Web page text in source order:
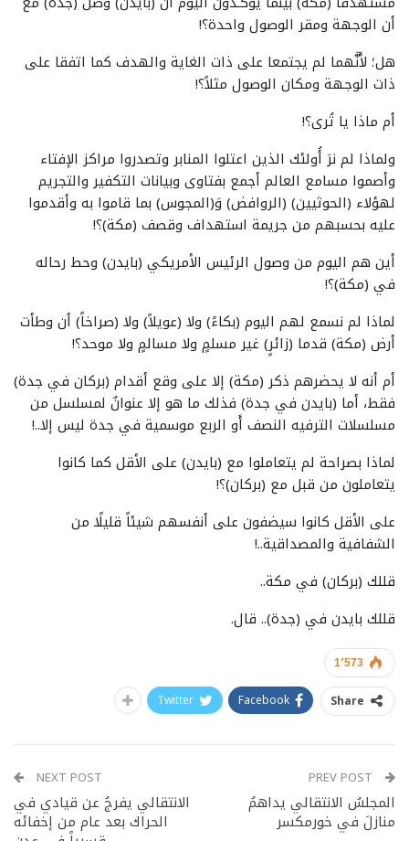
أن الوجهة ومقر الوصول واحدة؟!
هل؛ لأَنَّهما لم يجتمعا على ذات الغاية والهدف كما اتفقا على
ذات الوجهة ومكان الوصول مثلاً؟!
أم ماذا يا تُرى؟!
ولماذا لم نرَ أُولئك الذين اعتلوا المنابر وتصدروا مراكز الإفتاء
وأصموا مسامع العالم أجمع بفتاوى وبيانات التكفير والتجريم
لهؤلاء (الحوثيين) (الروافض) وَ(المجوس) بما قاموا به وأقدموا
عليه بحسبهم من جريمة استهداف وقصف (مكة)؟!
أين هم اليوم من وصول الرئيس الأمريكي (بايدن) وحط رحاله
في (مكة)؟!
لماذا لم نسمع لهم اليوم (بكاءً) ولا (عويلاً) ولا (صراخاً) أن وطأت
أرض (مكة) قدما (زائرٍ) غير مسلمٍ ولا مسالمٍ ولا موحد؟!
أم أنه لا يحضرهم ذكر (مكة) إلا على وقع أقدام (بركان في جدة)
فقط، أما (بايدن في جدة) فذلك ما هو إلا عنوانٌ لمسلسل من
مسلسلات الترفيه النصف أَو الربع موسمية في جدة ليس إلا..!
لماذا بصراحة لم يتعاملوا مع (بايدن) على الأقل كما كانوا
يتعاملون من قبل مع (بركان)؟!
على الأقل كانوا سيضفون على أنفسهم شيئاً قليلًا من
الشفافية والمصداقية..!
قللك (بركان) في مكة..
قللك بايدن في (جدة).. قال.
1٬573
Share
Facebook
Twitter
المجلسُ الانتقالي يداهمُ
منازلَ في خورمكسر
NEXT POST
الانتقالي يفرجُ عن قيادي في
الحراك بعد عام من إخفائه